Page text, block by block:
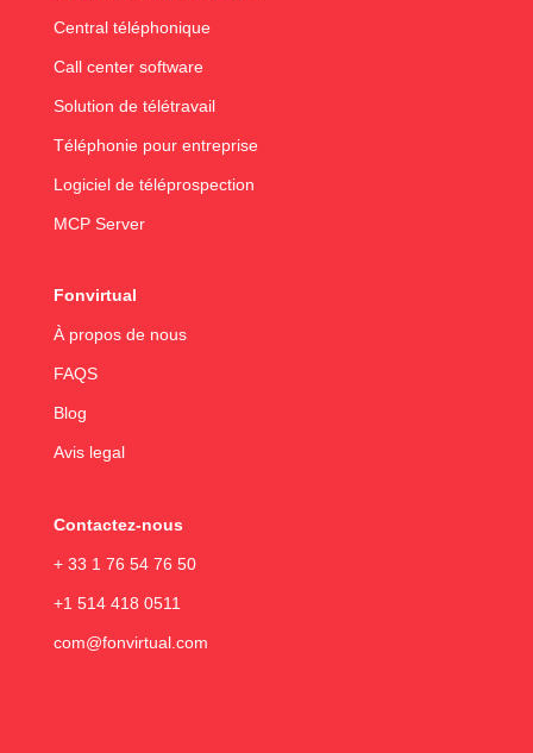
Central téléphonique
Call center software
Solution de télétravail
Téléphonie pour entreprise
Logiciel de téléprospection
MCP Server
Fonvirtual
À propos de nous
FAQS
Blog
Avis legal
Contactez-nous
+ 33 1 76 54 76 50
+1 514 418 0511
com@fonvirtual.com